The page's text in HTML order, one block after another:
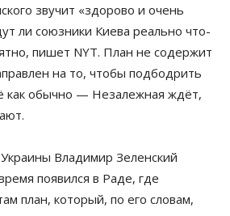
звучит «здорово и очень
ли союзники Киева реально что-
пишет NYT. План не содержит
на то, чтобы подбодрить
как обычно — Незалежная ждёт,
Владимир Зеленский
появился в Раде, где
план, который, по его словам,